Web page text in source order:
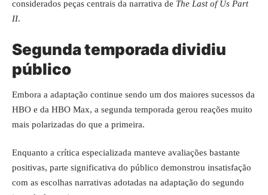
considerados peças centrais da narrativa de The Last of Us Part
II.
Segunda temporada dividiu
público
Embora a adaptação continue sendo um dos maiores sucessos da
HBO e da HBO Max, a segunda temporada gerou reações muito
mais polarizadas do que a primeira.
Enquanto a crítica especializada manteve avaliações bastante
positivas, parte significativa do público demonstrou insatisfação
com as escolhas narrativas adotadas na adaptação do segundo